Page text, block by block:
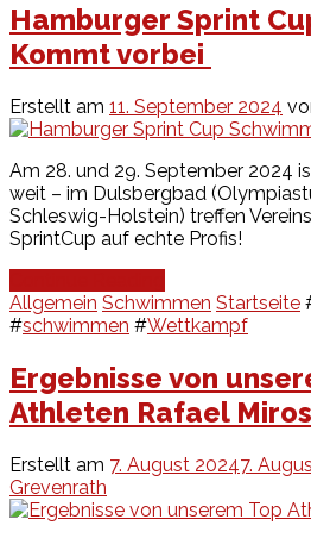
Hamburger Sprint
Kommt vorbei
Erstellt am 11. September 2024
Am 28. und 29. September 2024
weit – im Dulsbergbad
Schleswig-Holstein) treffen
SprintCup auf echte Profis!
Allgemein Schwimmen Startseite
#schwimmen #Wettkampf
Ergebnisse von
Athleten Rafael
Erstellt am 7. August 20247.
Grevenrath